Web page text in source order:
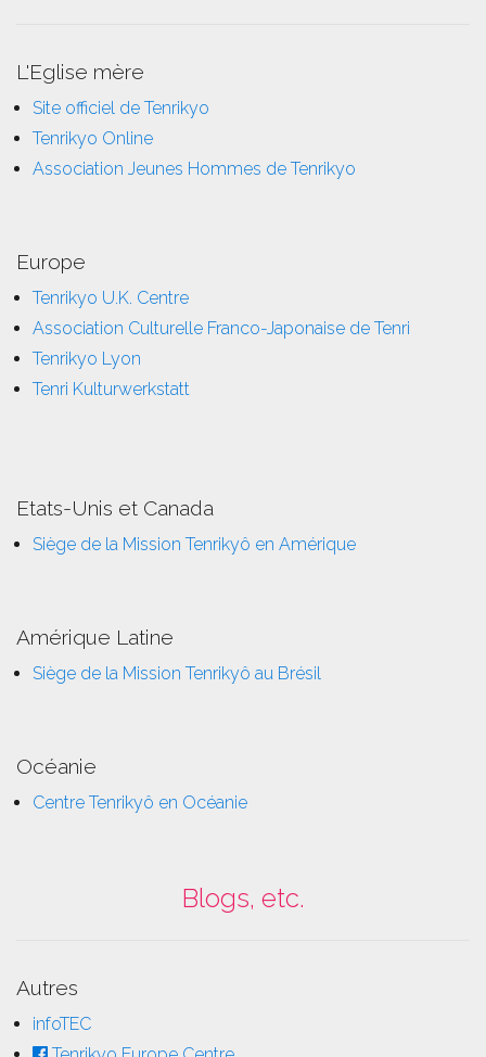
L'Eglise mère
Site officiel de Tenrikyo
Tenrikyo Online
Association Jeunes Hommes de Tenrikyo
Europe
Tenrikyo U.K. Centre
Association Culturelle Franco-Japonaise de Tenri
Tenrikyo Lyon
Tenri Kulturwerkstatt
Etats-Unis et Canada
Siège de la Mission Tenrikyô en Amérique
Amérique Latine
Siège de la Mission Tenrikyô au Brésil
Océanie
Centre Tenrikyô en Océanie
Blogs, etc.
Autres
infoTEC